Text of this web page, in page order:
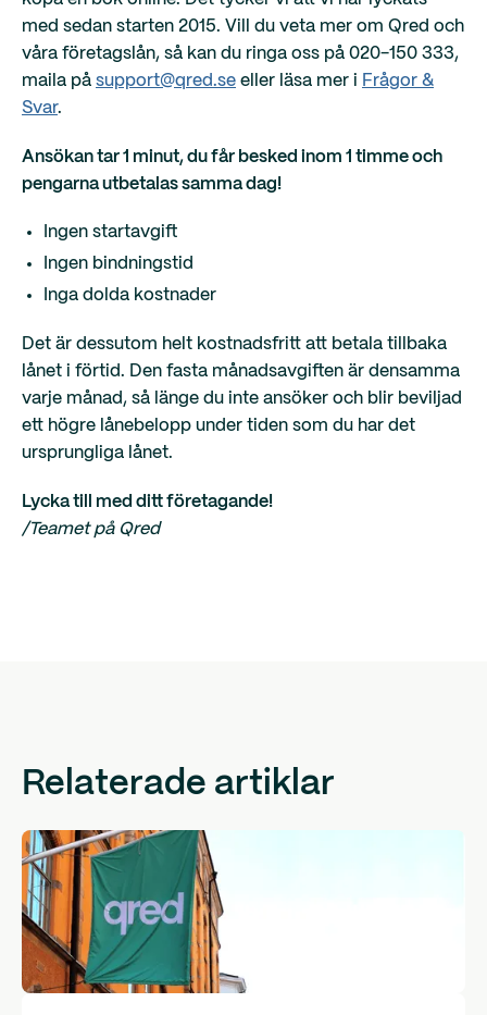
med sedan starten 2015. Vill du veta mer om Qred och
våra företagslån, så kan du ringa oss på 020-150 333,
maila på support@qred.se eller läsa mer i Frågor &
Svar.
Ansökan tar 1 minut, du får besked inom 1 timme och
pengarna utbetalas samma dag!
Ingen startavgift
Ingen bindningstid
Inga dolda kostnader
Det är dessutom helt kostnadsfritt att betala tillbaka
lånet i förtid. Den fasta månadsavgiften är densamma
varje månad, så länge du inte ansöker och blir beviljad
ett högre lånebelopp under tiden som du har det
ursprungliga lånet.
Lycka till med ditt företagande!
/Teamet på Qred
Relaterade artiklar